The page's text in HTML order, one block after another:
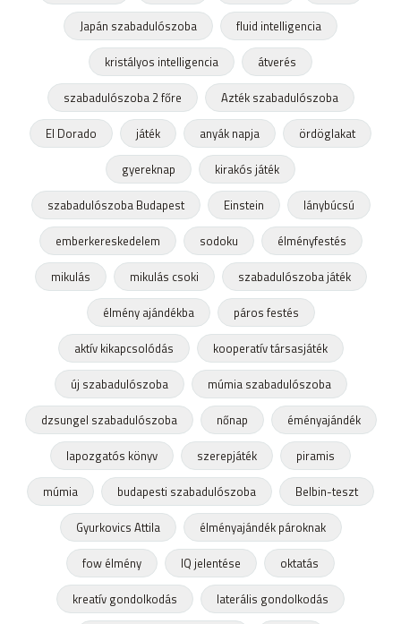
Japán szabadulószoba
fluid intelligencia
kristályos intelligencia
átverés
szabadulószoba 2 főre
Azték szabadulószoba
El Dorado
játék anyák napja
ördöglakat
gyereknap
kirakós játék
szabadulószoba Budapest
Einstein
lánybúcsú
emberkereskedelem
sodoku
élményfestés
mikulás
mikulás csoki
szabadulószoba játék
élmény ajándékba
páros festés
aktív kikapcsolódás
kooperatív társasjáték
új szabadulószoba
múmia szabadulószoba
dzsungel szabadulószoba
nőnap
éményajándék
lapozgatós könyv
szerepjáték
piramis
múmia
budapesti szabadulószoba
Belbin-teszt
Gyurkovics Attila
élményajándék pároknak
fow élmény
IQ jelentése
oktatás
kreatív gondolkodás
laterális gondolkodás